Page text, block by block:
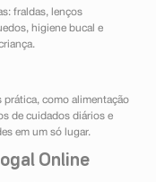
fraldas, lenços
higiene bucal e
prática, como alimentação
de cuidados diários e
em um só lugar.
Online